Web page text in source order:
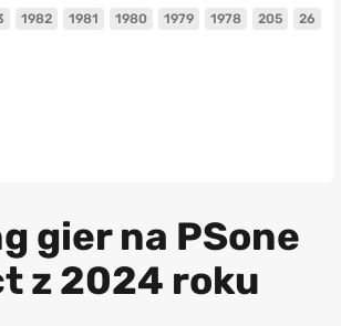
1982 1981 1980 1979 1978 205 26
gier na PSone
z 2024 roku